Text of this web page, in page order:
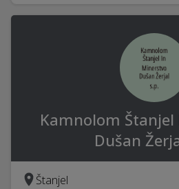
Kamnolom
Dušan
Štanjel